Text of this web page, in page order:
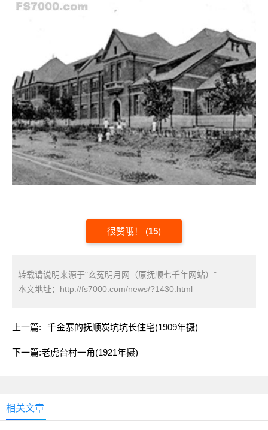
很赞哦！ (15)
转载请说明来源于"玄菟明月网（原抚顺七千年网站）"
本文地址： http://fs7000.com/news/?1430.html
上一篇: 千金寨的抚顺炭坑坑长住宅(1909年摄)
下一篇:老虎台村一角(1921年摄)
相关文章